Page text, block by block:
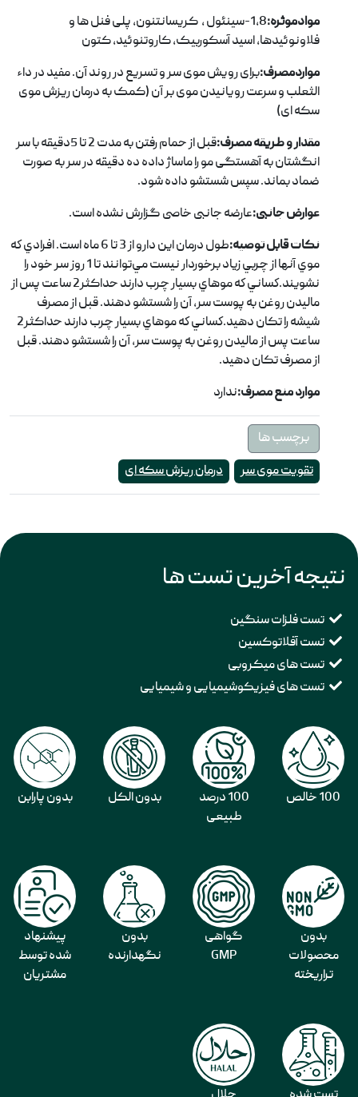
موادموثره:1،8-سینئول ،
کریسانتنون، پلی فنل ها و
فلاونوئیدها، اسید آسکوربیک، کاروتنوئید، کتون
مواردمصرف:برای رویش موی سر و تسریع در روند آن. مفید در داء
الثعلب و سرعت رویانیدن موی بر آن (کمک به درمان ریزش موی
سکه ای)
مقدار و طریقه مصرف:
قبل از حمام رفتن به مدت 2 تا 5دقیقه با سر
انگشتان به آهستگی مو را ماساژ داده ده دقیقه در سر به صورت
ضماد بماند. سپس شستشو داده شود.
عوارض جانبی:عارضه جانبی خاصی گزارش نشده است.
نکات قابل توصیه:
طول درمان اين دارو از 3 تا 6 ماه است. افرادي كه
موي آنها از چربي زياد برخوردار نيست مي‌توانند تا 1 روز سر خود را
نشويند.كساني كه موهاي بسيار چرب دارند حداکثر2 ساعت پس از
ماليدن روغن به پوست سر، آن را شستشو دهند. قبل از مصرف
شیشه را تکان دهید.كساني كه موهاي بسيار چرب دارند حداکثر2
ساعت پس از ماليدن روغن به پوست سر، آن را شستشو دهند.قبل
از مصرف تکان دهید.
موارد منع مصرف:ندارد
برچسب ها
تقویت موی سر
درمان ریزش سکه ای
نتیجه آخرین تست ها
تست فلزات سنگین
تست آفلاتوکسین
تست های میکروبی
تست های فیزیکوشیمیایی و شیمیایی
100 خالص
100 درصد
طبیعی
بدون الکل بدون پارابن
بدون
محصولات
تراریخته
گواهی
GMP
بدون
نگهدارنده
پیشنهاد
شده توسط
مشتریان